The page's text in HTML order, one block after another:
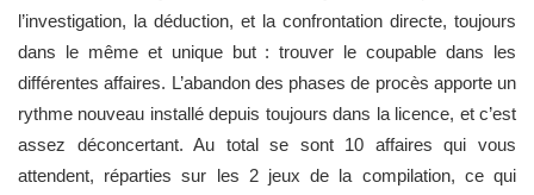
l’investigation, la déduction, et la confrontation directe, toujours
dans le même et unique but : trouver le coupable dans les
différentes affaires. L’abandon des phases de procès apporte un
rythme nouveau installé depuis toujours dans la licence, et c’est
assez déconcertant. Au total se sont 10 affaires qui vous
attendent, réparties sur les 2 jeux de la compilation, ce qui